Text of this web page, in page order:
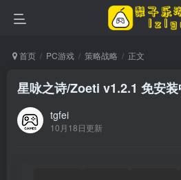
首页 PC游戏 策略战略 正文
星咏之诗/Zoeti v1.2.1 免安
tgfei
10月18日更新